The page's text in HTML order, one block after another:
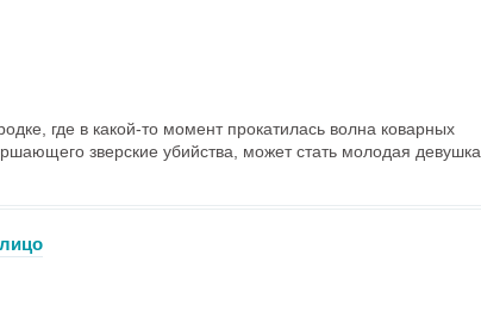
где в какой-то момент прокатилась волна коварных
зверские убийства, может стать молодая девушка,